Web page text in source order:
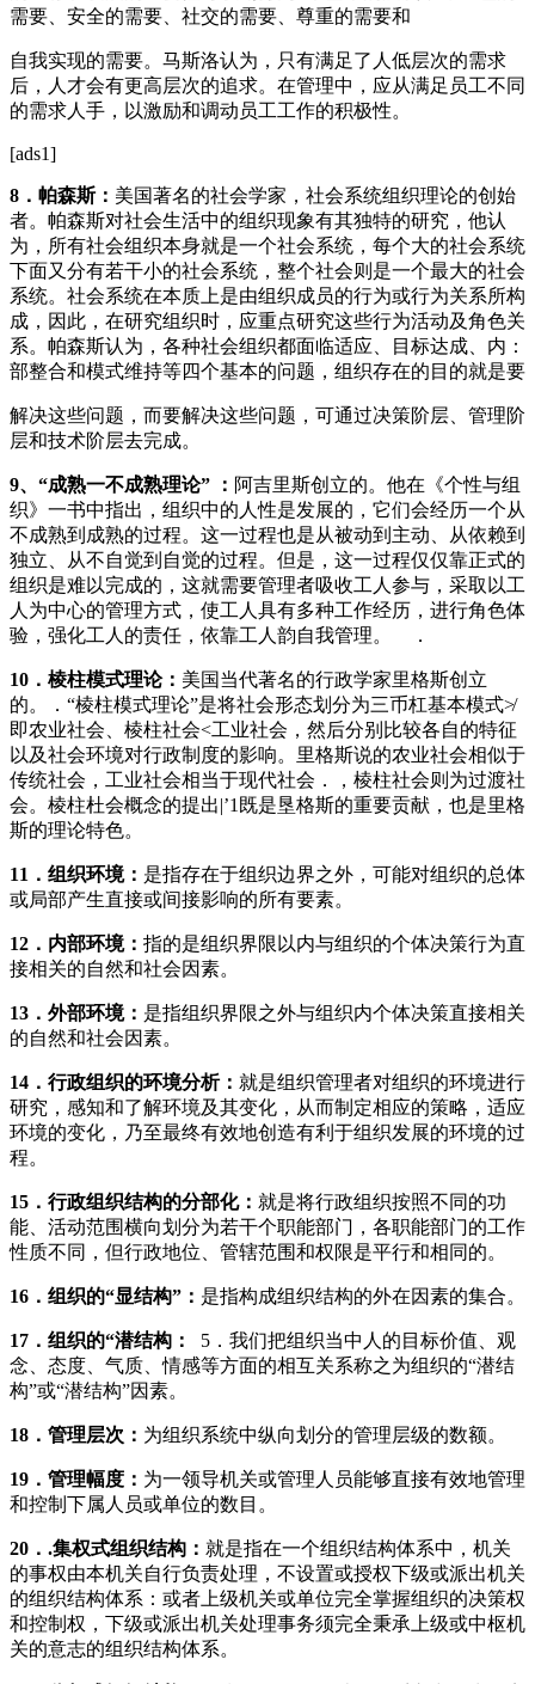
需要、安全的需要、社交的需要、尊重的需要和
自我实现的需要。马斯洛认为，只有满足了人低层次的需求
后，人才会有更高层次的追求。在管理中，应从满足员工不同
的需求人手，以激励和调动员工工作的积极性。
[ads1]
8 ．帕森斯： 美国著名的社会学家，社会系统组织理论的创始
者。帕森斯对社会生活中的组织现象有其独特的研究，他认
为，所有社会组织本身就是一个社会系统，每个大的社会系统
下面又分有若干小的社会系统，整个社会则是一个最大的社会
系统。社会系统在本质上是由组织成员的行为或行为关系所构
成，因此，在研究组织时，应重点研究这些行为活动及角色关
系。帕森斯认为，各种社会组织都面临适应、目标达成、内：
部整合和模式维持等四个基本的问题，组织存在的目的就是要
解决这些问题，而要解决这些问题，可通过决策阶层、管理阶
层和技术阶层去完成。
9、 “成熟一不成熟理论” ： 阿吉里斯创立的。他在《个性与组
织》一书中指出，组织中的人性是发展的，它们会经历一个从
不成熟到成熟的过程。这一过程也是从被动到主动、从依赖到
独立、从不自觉到自觉的过程。但是，这一过程仅仅靠正式的
组织是难以完成的，这就需要管理者吸收工人参与，采取以工
人为中心的管理方式，使工人具有多种工作经历，进行角色体
验，强化工人的责任，依靠工人韵自我管理。 ．
10 ．棱柱模式理论： 美国当代著名的行政学家里格斯创立
的。．“棱柱模式理论”是将社会形态划分为三币杠基本模式≯
即农业社会、棱柱社会<工业社会，然后分别比较各自的特征
以及社会环境对行政制度的影响。里格斯说的农业社会相似于
传统社会，工业社会相当于现代社会．，棱柱社会则为过渡社
会。棱柱杜会概念的提出|’1既是垦格斯的重要贡献，也是里格
斯的理论特色。
11 ．组织环境： 是指存在于组织边界之外，可能对组织的总体
或局部产生直接或间接影响的所有要素。
12 ．内部环境： 指的是组织界限以内与组织的个体决策行为直
接相关的自然和社会因素。
13 ．外部环境： 是指组织界限之外与组织内个体决策直接相关
的自然和社会因素。
14 ．行政组织的环境分析： 就是组织管理者对组织的环境进行
研究，感知和了解环境及其变化，从而制定相应的策略，适应
环境的变化，乃至最终有效地创造有利于组织发展的环境的过
程。
15 ．行政组织结构的分部化： 就是将行政组织按照不同的功
能、活动范围横向划分为若干个职能部门，各职能部门的工作
性质不同，但行政地位、管辖范围和权限是平行和相同的。
16 ．组织的“显结构” ： 是指构成组织结构的外在因素的集合。
17 ．组织的“潜结构：
5．我们把组织当中人的目标价值、观
念、态度、气质、情感等方面的相互关系称之为组织的“潜结
构”或“潜结构”因素。
18 ．管理层次： 为组织系统中纵向划分的管理层级的数额。
19 ．管理幅度： 为一领导机关或管理人员能够直接有效地管理
和控制下属人员或单位的数目。
20 ． .集权式组织结构： 就是指在一个组织结构体系中，机关
的事权由本机关自行负责处理，不设置或授权下级或派出机关
的组织结构体系：或者上级机关或单位完全掌握组织的决策权
和控制权，下级或派出机关处理事务须完全秉承上级或中枢机
关的意志的组织结构体系。